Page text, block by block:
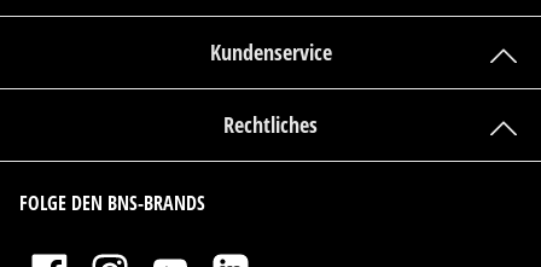
Kundenservice
Rechtliches
FOLGE DEN BNS-BRANDS